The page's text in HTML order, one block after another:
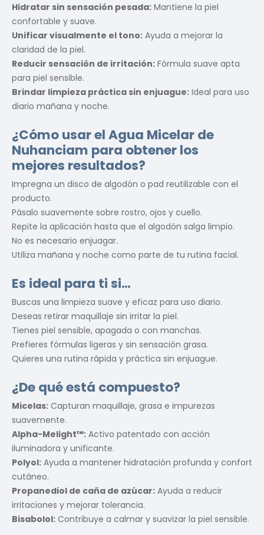
Hidratar sin sensación pesada: Mantiene la piel
confortable y suave.
Unificar visualmente el tono: Ayuda a mejorar la
claridad de la piel.
Reducir sensación de irritación: Fórmula suave apta
para piel sensible.
Brindar limpieza práctica sin enjuague: Ideal para uso
diario mañana y noche.
¿Cómo usar el Agua Micelar de
Nuhanciam para obtener los
mejores resultados?
Impregna un disco de algodón o pad reutilizable con el
producto.
Pásalo suavemente sobre rostro, ojos y cuello.
Repite la aplicación hasta que el algodón salga limpio.
No es necesario enjuagar.
Utiliza mañana y noche como parte de tu rutina facial.
Es ideal para ti si…
Buscas una limpieza suave y eficaz para uso diario.
Deseas retirar maquillaje sin irritar la piel.
Tienes piel sensible, apagada o con manchas.
Prefieres fórmulas ligeras y sin sensación grasa.
Quieres una rutina rápida y práctica sin enjuague.
¿De qué está compuesto?
Micelas: Capturan maquillaje, grasa e impurezas
suavemente.
Alpha-Melight™: Activo patentado con acción
iluminadora y unificante.
Polyol: Ayuda a mantener hidratación profunda y confort
cutáneo.
Propanediol de caña de azúcar: Ayuda a reducir
irritaciones y mejorar tolerancia.
Bisabolol: Contribuye a calmar y suavizar la piel sensible.